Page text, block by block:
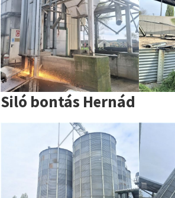
Siló bontás Hernád